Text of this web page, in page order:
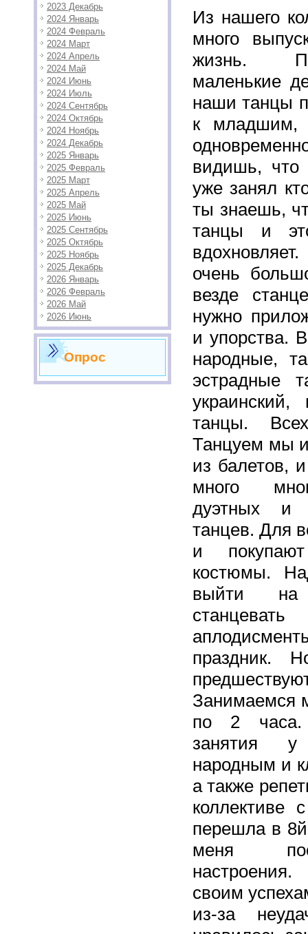
2023 Декабрь
2024 Январь
2024 Февраль
2024 Март
2024 Апрель
2024 Май
2024 Июнь
2024 Июль
2024 Сентябрь
2024 Октябрь
2024 Ноябрь
2024 Декабрь
2025 Январь
2025 Февраль
2025 Март
2025 Апрель
2025 Май
2025 Июнь
2025 Сентябрь
2025 Октябрь
2025 Ноябрь
2025 Декабрь
2026 Январь
2026 Февраль
2026 Май
2026 Июнь
Опрос
Из нашего
много
жизнь.
маленькие
наши танцы
к младшим,
видишь, что
уже занял
ты знаешь,
танцы и
очень
везде
нужно
и упорства.
народные,
эстрадные
украинский,
танцы.
Танцуем мы
из балетов,
много
дуэтных и
танцев. Для
и
костюмы.
выйти на
праздник.
Занимаемся
по 2 часа.
занятия у
народным и
а также
коллективе
перешла в
меня
своим
из-за